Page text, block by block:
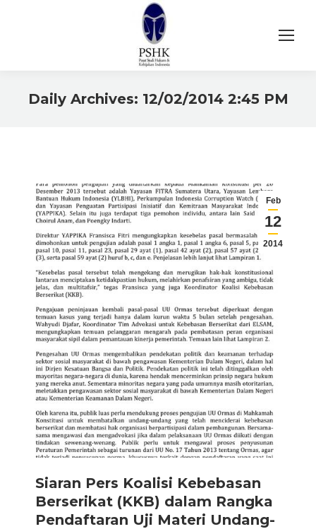
Daily Archives: 12/02/2014 2:45 PM
Feb
12
2014
Siaran Pers Koalisi Kebebasan
Berserikat (KKB) dalam Rangka
Pendaftaran Uji Materi Undang-